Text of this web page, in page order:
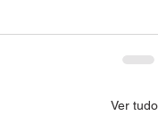
Ver tudo